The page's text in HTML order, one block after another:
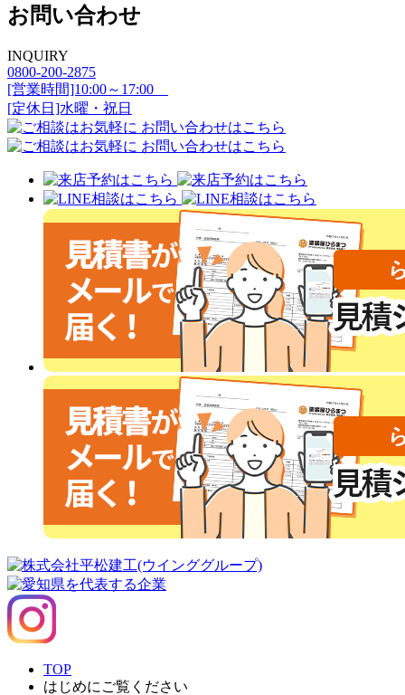
お問い合わせ
INQUIRY
0800-200-2875
[営業時間]10:00～17:00
[定休日]水曜・祝日
TOP
はじめにご覧ください